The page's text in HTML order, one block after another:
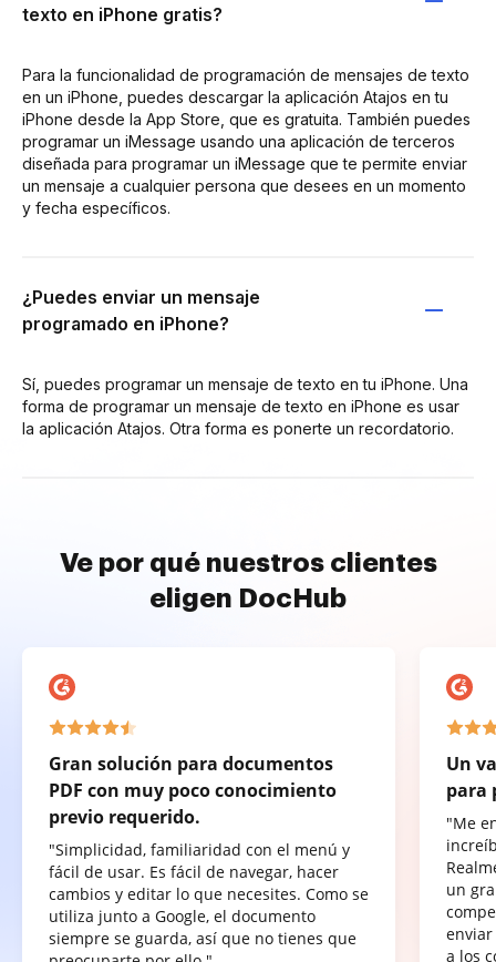
texto en iPhone gratis?
Para la funcionalidad de programación de mensajes de texto
en un iPhone, puedes descargar la aplicación Atajos en tu
iPhone desde la App Store, que es gratuita. También puedes
programar un iMessage usando una aplicación de terceros
diseñada para programar un iMessage que te permite enviar
un mensaje a cualquier persona que desees en un momento
y fecha específicos.
¿Puedes enviar un mensaje
programado en iPhone?
Sí, puedes programar un mensaje de texto en tu iPhone. Una
forma de programar un mensaje de texto en iPhone es usar
la aplicación Atajos. Otra forma es ponerte un recordatorio.
Ve por qué nuestros clientes
eligen DocHub
Gran solución para documentos
PDF con muy poco conocimiento
previo requerido.
"Simplicidad, familiaridad con el menú y
fácil de usar. Es fácil de navegar, hacer
cambios y editar lo que necesites. Como se
utiliza junto a Google, el documento
siempre se guarda, así que no tienes que
Un
para
"Me
un
a los